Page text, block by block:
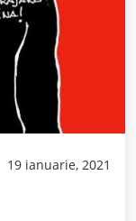
19 ianuarie, 2021